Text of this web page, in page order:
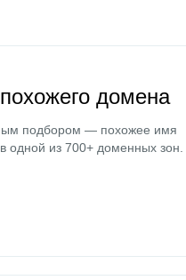
домена
подбором — похожее имя
одной из 700+ доменных зон.